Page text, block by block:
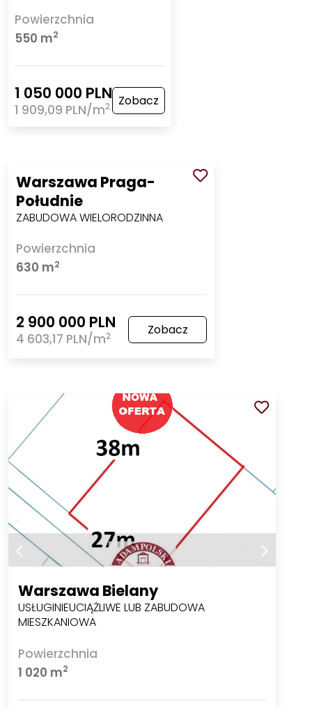
Powierzchnia
550 m2
1 050 000 PLN
1 909,09 PLN/m2 Zobacz
Warszawa Praga-
Południe
ZABUDOWA WIELORODZINNA
Powierzchnia
630 m2
2 900 000 PLN
4 603,17 PLN/m2 Zobacz
Warszawa Bielany
USŁUGINIEUCIĄŻLIWE LUB ZABUDOWA
MIESZKANIOWA
Powierzchnia
1 020 m2